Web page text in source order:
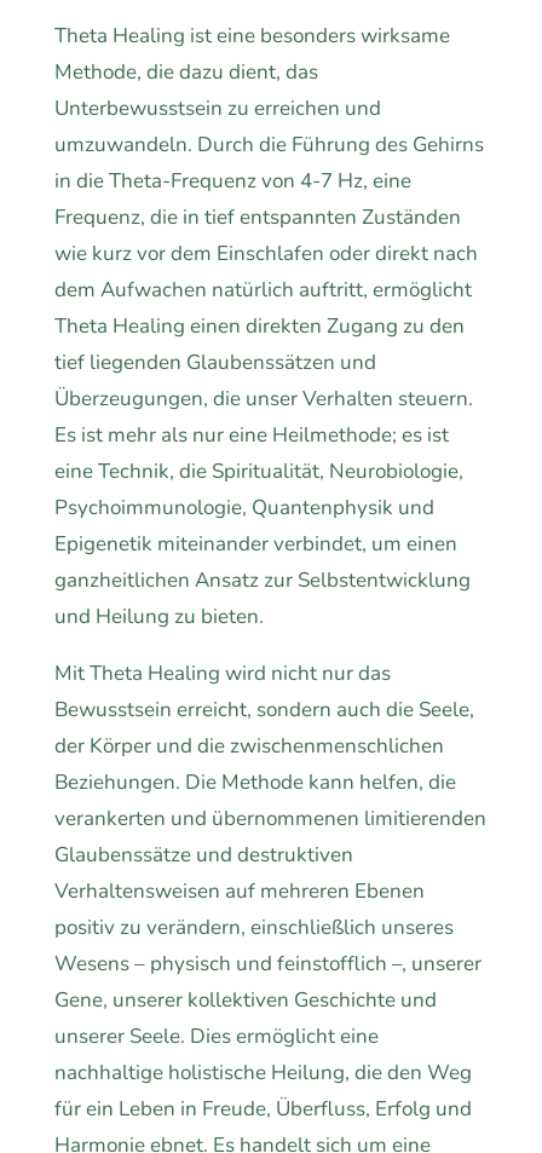
Theta Healing ist eine besonders wirksame
Methode, die dazu dient, das
Unterbewusstsein zu erreichen und
umzuwandeln. Durch die Führung des Gehirns
in die Theta-Frequenz von 4-7 Hz, eine
Frequenz, die in tief entspannten Zuständen
wie kurz vor dem Einschlafen oder direkt nach
dem Aufwachen natürlich auftritt, ermöglicht
Theta Healing einen direkten Zugang zu den
tief liegenden Glaubenssätzen und
Überzeugungen, die unser Verhalten steuern.
Es ist mehr als nur eine Heilmethode; es ist
eine Technik, die Spiritualität, Neurobiologie,
Psychoimmunologie, Quantenphysik und
Epigenetik miteinander verbindet, um einen
ganzheitlichen Ansatz zur Selbstentwicklung
und Heilung zu bieten.
Mit Theta Healing wird nicht nur das
Bewusstsein erreicht, sondern auch die Seele,
der Körper und die zwischenmenschlichen
Beziehungen. Die Methode kann helfen, die
verankerten und übernommenen limitierenden
Glaubenssätze und destruktiven
Verhaltensweisen auf mehreren Ebenen
positiv zu verändern, einschließlich unseres
Wesens – physisch und feinstofflich –, unserer
Gene, unserer kollektiven Geschichte und
unserer Seele. Dies ermöglicht eine
nachhaltige holistische Heilung, die den Weg
für ein Leben in Freude, Überfluss, Erfolg und
Harmonie ebnet. Es handelt sich um eine